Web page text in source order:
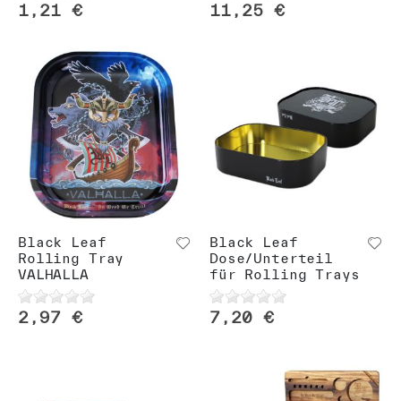
1,21 € 11,25 €
Black Leaf
Rolling Tray
VALHALLA
2,97 €
Black Leaf
Dose/Unterteil
für Rolling Trays
7,20 €